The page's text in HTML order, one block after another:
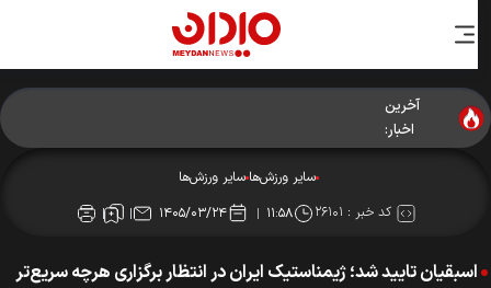
آخرین
اخبار:
سایر ورزش‌هاسایر ورزش‌ها
کد خبر : ۲۶۱۰۱ ۱۱:۵۸ ۱۴۰۵/۰۳/۲۴
اسبقیان تایید شد؛ ژیمناستیک ایران در انتظار برگزاری هرچه سریع‌تر